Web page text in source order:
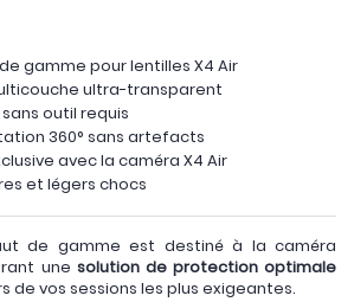
gamme pour lentilles X4 Air
ultra-transparent
outil requis
360° sans artefacts
avec la caméra X4 Air
et légers chocs
de gamme est destiné à la caméra
une solution de protection optimale
de vos sessions les plus exigeantes.